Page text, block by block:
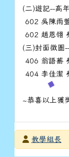
(二)遊記--高
602 吳陳雨
602 趙恩翎
(三)封面徵圖
406 翁語蕎
404 李佳潔
~恭喜以上獲
發布者教學組長